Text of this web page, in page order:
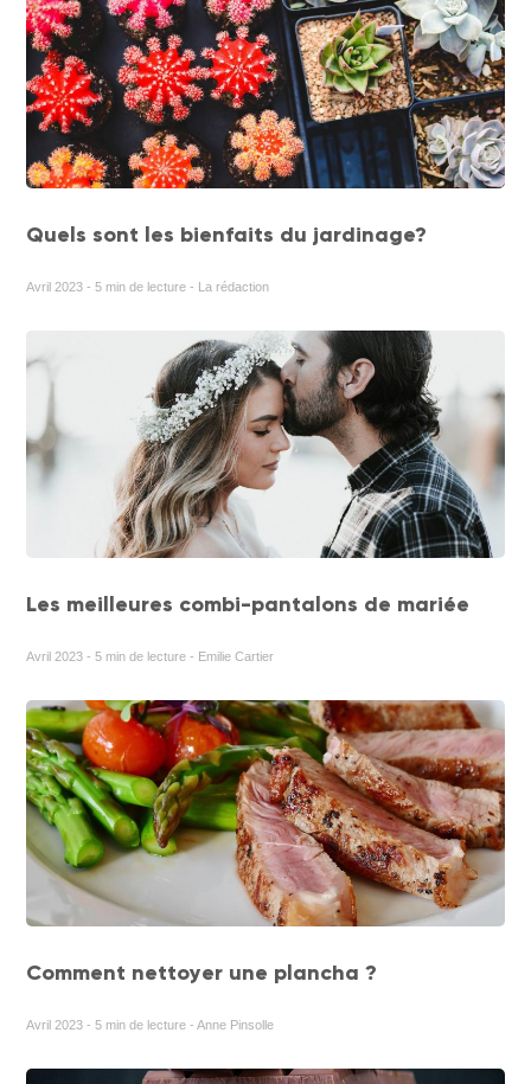
Quels sont les bienfaits du jardinage?
Avril 2023 - 5 min de lecture - La rédaction
Les meilleures combi-pantalons de mariée
Avril 2023 - 5 min de lecture - Emilie Cartier
Comment nettoyer une plancha ?
Avril 2023 - 5 min de lecture - Anne Pinsolle